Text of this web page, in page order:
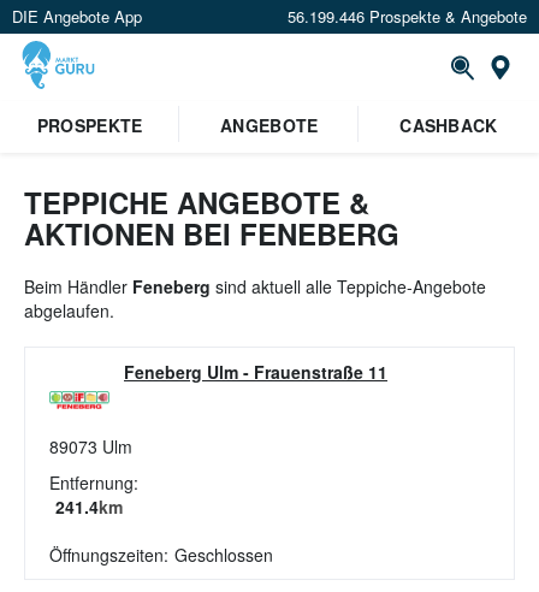
DIE Angebote App 56.199.446 Prospekte & Angebote
Standort festlegen
PROSPEKTE ANGEBOTE CASHBACK
TEPPICHE ANGEBOTE &
AKTIONEN BEI FENEBERG
Beim Händler Feneberg sind aktuell alle Teppiche-Angebote
abgelaufen.
Feneberg Ulm - Frauenstraße 11
89073 Ulm
Entfernung:
241.4km
Öffnungszeiten: Geschlossen